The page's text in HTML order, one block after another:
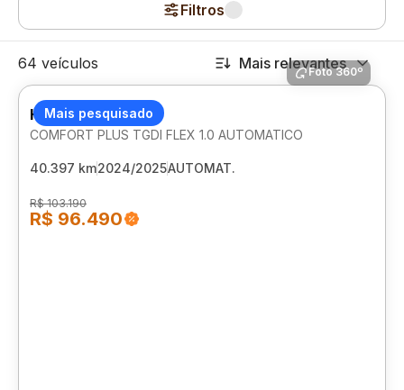
Filtros
64 veículos Mais relevantes
Mais pesquisado
Foto 360º
HYUNDAI HB20S
COMFORT PLUS TGDI FLEX 1.0 AUTOMATICO
40.397 km2024/2025AUTOMAT.
R$ 103.190
R$ 96.490